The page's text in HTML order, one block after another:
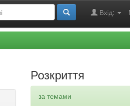
Вхід:
Розкриття
за темами